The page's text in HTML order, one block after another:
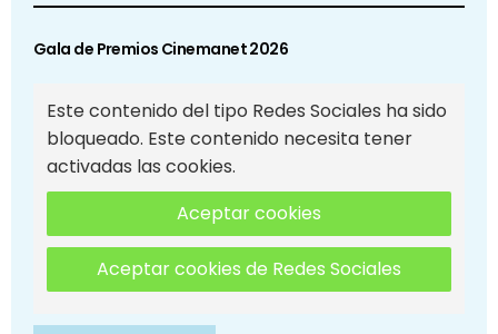
Gala de Premios Cinemanet 2026
Este contenido del tipo Redes Sociales ha sido
bloqueado. Este contenido necesita tener
activadas las cookies.
Aceptar cookies
Aceptar cookies de Redes Sociales